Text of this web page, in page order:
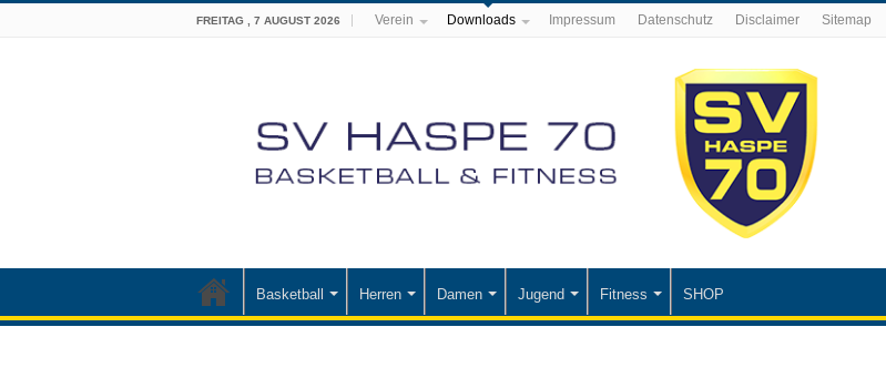
FREITAG , 7 AUGUST 2026 Verein Downloads Impressum Datenschutz Disclaimer Sitemap
Basketball Herren Damen Jugend Fitness SHOP